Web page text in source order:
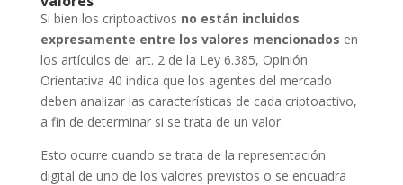
Si bien los criptoactivos no están incluidos
expresamente entre los valores mencionados en
los artículos del art. 2 de la Ley 6.385, Opinión
Orientativa 40 indica que los agentes del mercado
deben analizar las características de cada criptoactivo,
a fin de determinar si se trata de un valor.
Esto ocurre cuando se trata de la representación
digital de uno de los valores previstos o se encuadra